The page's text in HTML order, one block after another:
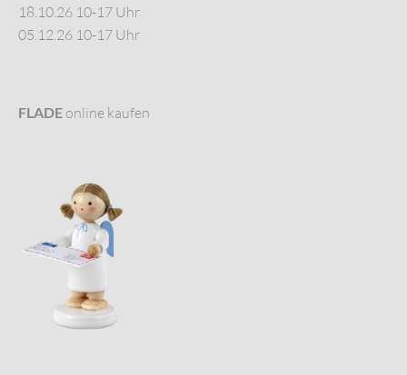
18.10.26 10-17 Uhr
05.12.26 10-17 Uhr
FLADE online kaufen